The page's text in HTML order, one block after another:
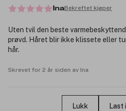
InaBekreftet kjøper
Uten tvil den beste
prøvd. Håret blir ikke klissete eller
hår.
Skrevet for 2 år siden av Ina
Lukk Last